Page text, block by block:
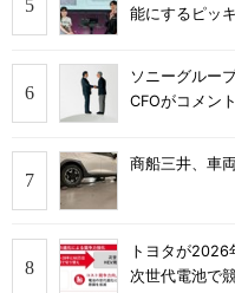
能にするピッ
ソニーグルー
CFOがコメント
商船三井、車
トヨタが2026
次世代電池で